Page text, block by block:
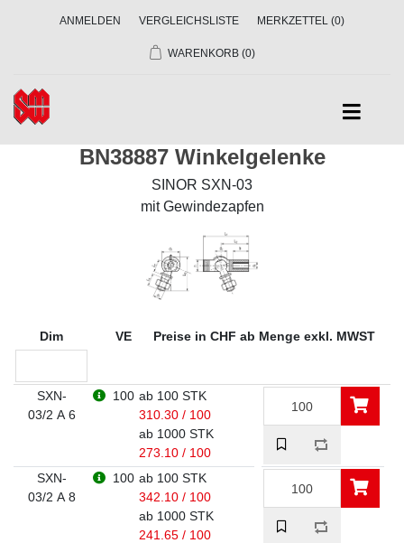
ANMELDEN VERGLEICHSLISTE MERKZETTEL (0)
WARENKORB (0)
BN38887 Winkelgelenke
SINOR SXN-03
mit Gewindezapfen
Dim VE Preise in CHF ab Menge exkl. MWST
SXN-
03/2 A 6
100 ab 100 STK
310.30 / 100
ab 1000 STK
273.10 / 100
SXN-
03/2 A 8
100 ab 100 STK
342.10 / 100
ab 1000 STK
241.65 / 100